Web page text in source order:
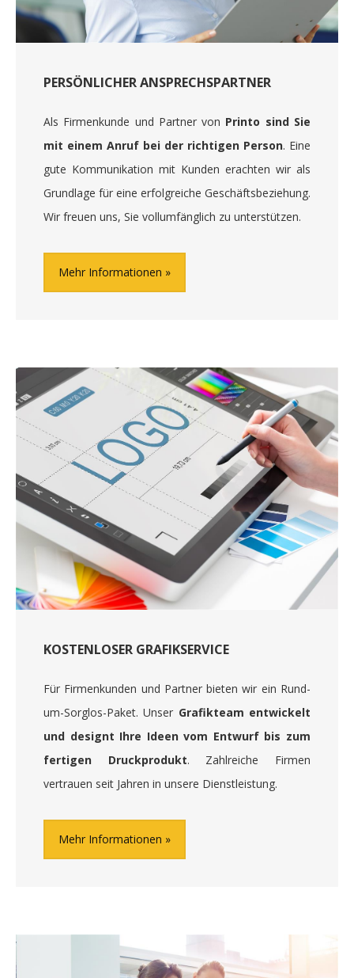
PERSÖNLICHER ANSPRECHSPARTNER
Als Firmenkunde und Partner von Printo sind Sie
mit einem Anruf bei der richtigen Person. Eine
gute Kommunikation mit Kunden erachten wir als
Grundlage für eine erfolgreiche Geschäftsbeziehung.
Wir freuen uns, Sie vollumfänglich zu unterstützen.
Mehr Informationen
KOSTENLOSER GRAFIKSERVICE
Für Firmenkunden und Partner bieten wir ein Rund-
um-Sorglos-Paket. Unser Grafikteam entwickelt
und designt Ihre Ideen vom Entwurf bis zum
fertigen Druckprodukt. Zahlreiche Firmen
vertrauen seit Jahren in unsere Dienstleistung.
Mehr Informationen